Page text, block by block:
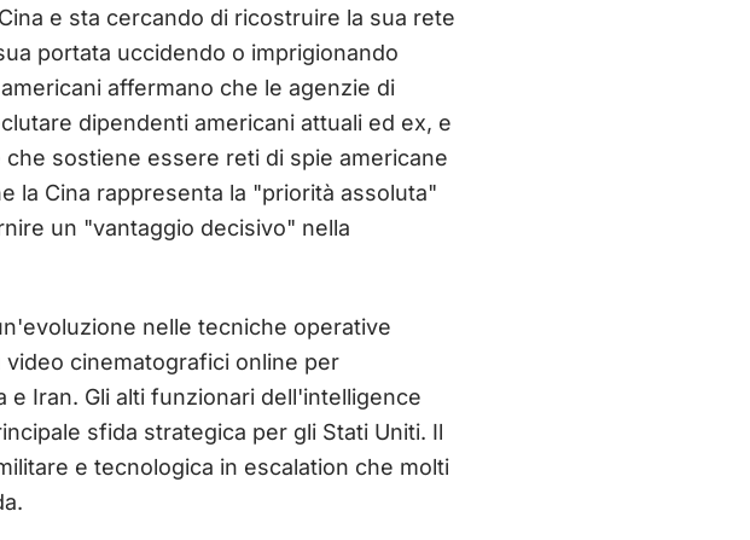
e sta cercando di ricostruire la sua rete
portata uccidendo o imprigionando
affermano che le agenzie di
dipendenti americani attuali ed ex, e
sostiene essere reti di spie americane
la Cina rappresenta la "priorità assoluta"
un "vantaggio decisivo" nella
nelle tecniche operative
cinematografici online per
Iran. Gli alti funzionari dell'intelligence
sfida strategica per gli Stati Uniti. Il
e tecnologica in escalation che molti